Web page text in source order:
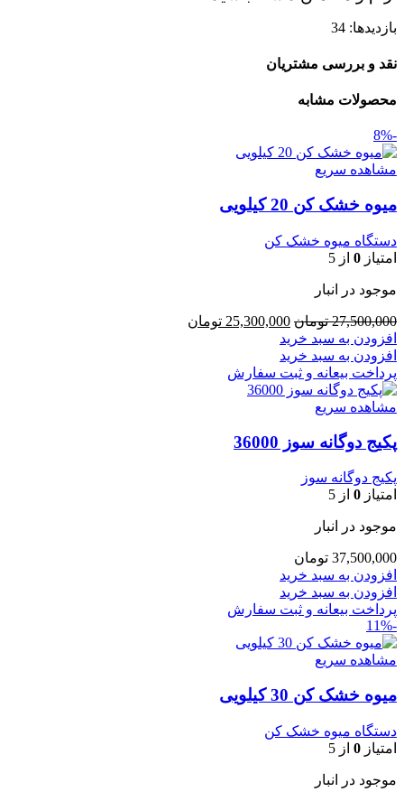
بازدیدها: 34
نقد و بررسی مشتریان
محصولات مشابه
-8%
مشاهده سریع
میوه خشک کن 20 کیلویی
دستگاه میوه خشک کن
امتیاز 0 از 5
موجود در انبار
27,500,000 تومان قیمت
اصلی
بود.
25,300,000 تومان
افزودن به سبد خرید
افزودن به سبد خرید
پرداخت بیعانه و ثبت سفارش
مشاهده سریع
پکیج دوگانه سوز 36000
پکیج دوگانه سوز
امتیاز 0 از 5
موجود در انبار
37,500,000 تومان
افزودن به سبد خرید
افزودن به سبد خرید
پرداخت بیعانه و ثبت سفارش
-11%
مشاهده سریع
میوه خشک کن 30 کیلویی
دستگاه میوه خشک کن
امتیاز 0 از 5
موجود در انبار